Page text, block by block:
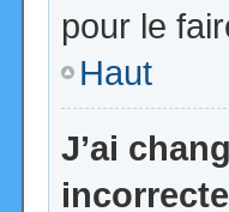
pour le
Haut
J’ai